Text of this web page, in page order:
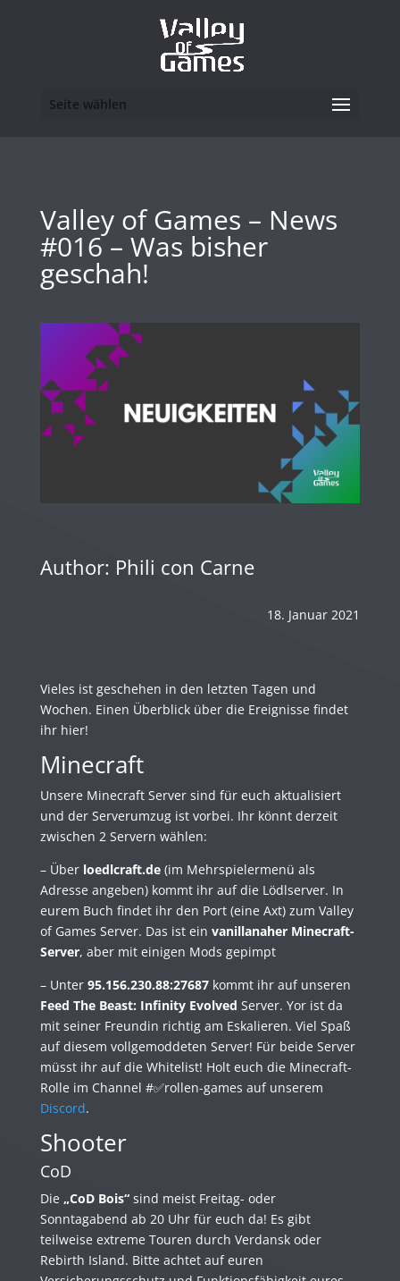
Seite wählen
Valley of Games – News
#016 – Was bisher
geschah!
Author: Phili con Carne
18. Januar 2021
Vieles ist geschehen in den letzten Tagen und
Wochen. Einen Überblick über die Ereignisse findet
ihr hier!
Minecraft
Unsere Minecraft Server sind für euch aktualisiert
und der Serverumzug ist vorbei. Ihr könnt derzeit
zwischen 2 Servern wählen:
– Über loedlcraft.de(im Mehrspielermenü als
Adresse angeben) kommt ihr auf die Lödlserver. In
eurem Buch findet ihr den Port (eine Axt) zum Valley
of Games Server. Das ist ein vanillanaher Minecraft-
Server, aber mit einigen Mods gepimpt
– Unter 95.156.230.88:27687kommt ihr auf unseren
Feed The Beast: Infinity Evolved Server. Yor ist da
mit seiner Freundin richtig am Eskalieren. Viel Spaß
auf diesem vollgemoddeten Server! Für beide Server
müsst ihr auf die Whitelist! Holt euch die Minecraft-
Rolle im Channel #✅rollen-games auf unserem
Discord.
Shooter
CoD
Die „CoD Bois“sind meist Freitag- oder
Sonntagabend ab 20 Uhr für euch da! Es gibt
teilweise extreme Touren durch Verdansk oder
Rebirth Island. Bitte achtet auf euren